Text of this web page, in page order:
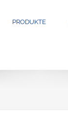
PRODUKTE